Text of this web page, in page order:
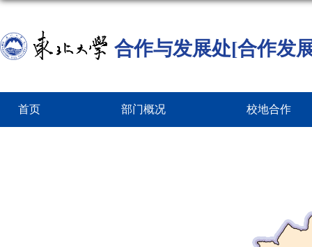
合作与发展处[合作发
首页 部门概况 校地合作